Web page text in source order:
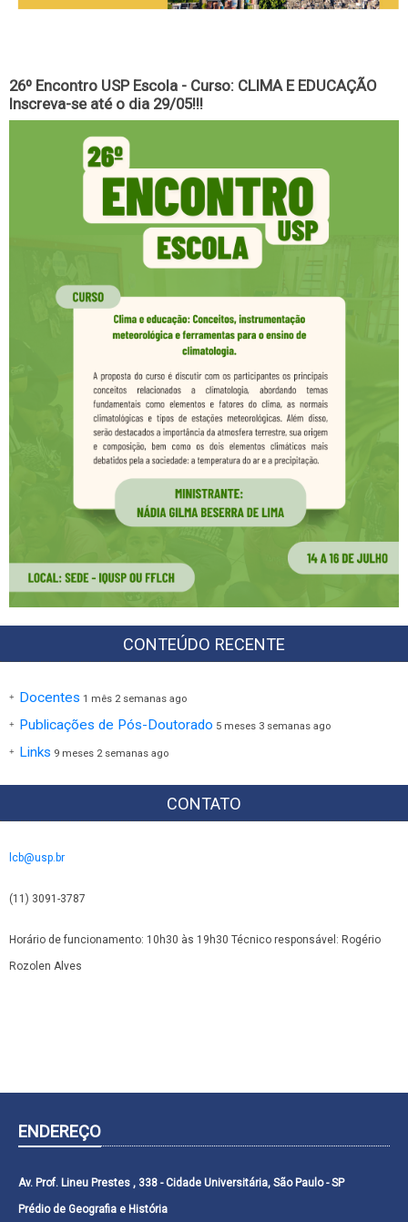
26º Encontro USP Escola - Curso: CLIMA E EDUCAÇÃO
Inscreva-se até o dia 29/05!!!
CONTEÚDO RECENTE
Docentes 1 mês 2 semanas ago
Publicações de Pós-Doutorado 5 meses 3 semanas ago
Links 9 meses 2 semanas ago
CONTATO
lcb@usp.br
(11) 3091-3787
Horário de funcionamento: 10h30 às 19h30 Técnico responsável: Rogério
Rozolen Alves
ENDEREÇO
Av. Prof. Lineu Prestes , 338 - Cidade Universitária, São Paulo - SP
Prédio de Geografia e História